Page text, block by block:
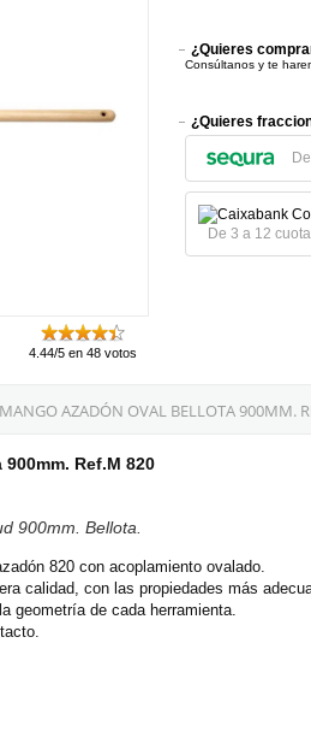
4.44/5 en 48 votos
¿Quieres
Consúltanos y te
¿Quieres
De 3 a 12
AZADÓN OVAL BELLOTA 900MM.
Ref.M 820
900mm. Bellota.
820 con acoplamiento ovalado.
calidad, con las propiedades más
geometría de cada herramienta.